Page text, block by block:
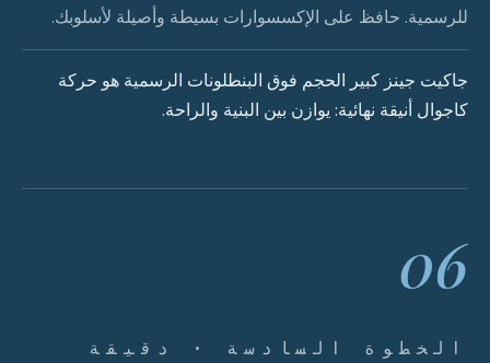
للرسمية. حافظ على الإكسسوارات بسيطة وأصيلة لأسلوبك.
جاكيت جينز كبير الحجم فوق البنطلونات الرسمية هو حركة
كاجوال أنيقة نهائية: يوازن بين البنية والراحة.
06
الخطوة السادسة · دقيقة